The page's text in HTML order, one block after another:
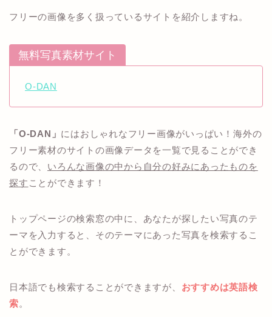
フリーの画像を多く扱っているサイトを紹介しますね。
無料写真素材サイト
O-DAN
「O-DAN」 にはおしゃれなフリー画像がいっぱい！海外の
フリー素材のサイトの画像データを一覧で見ることができ
るので、 いろんな画像の中から自分の好みにあったものを
探す ことができます！
トップページの検索窓の中に、あなたが探したい写真のテ
ーマを入力すると、そのテーマにあった写真を検索するこ
とができます。
日本語でも検索することができますが、 おすすめは英語検
索。